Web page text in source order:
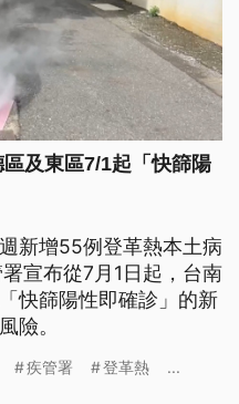
及東區7/1起「快篩陽
新增55例登革熱本土病
宣布從7月1日起，台南
快篩陽性即確診」的新
險。
疾管署 登革熱 ...